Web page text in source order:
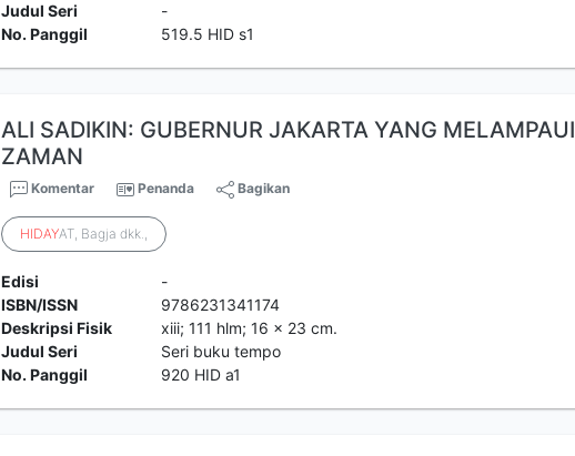
Judul Seri
-
No. Panggil
519.5 HID s1
ALI SADIKIN: GUBERNUR JAKARTA YANG MELAMPAUI
ZAMAN
Komentar Penanda Bagikan
HIDAYAT, Bagja dkk.,
Edisi
-
ISBN/ISSN
9786231341174
Deskripsi Fisik
xiii; 111 hlm; 16 x 23 cm.
Judul Seri
Seri buku tempo
No. Panggil
920 HID a1